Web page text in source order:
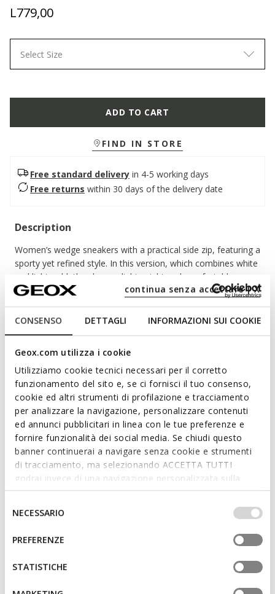
CONSENSO DETTAGLI INFORMAZIONI SUI COOKIE
Geox.com utilizza i cookie
Utilizziamo cookie tecnici necessari per il corretto
funzionamento del sito e, se ci fornisci il tuo consenso,
cookie ed altri strumenti di profilazione e tracciamento
per analizzare la navigazione, personalizzare contenuti
ed annunci pubblicitari in linea con le tue preferenze e
fornire funzionalità dei social media. Se chiudi questo
banner continuerai a navigare senza cookie e strumenti
di tracciamento, ma selezionando ACCETTA TUTTI
godrai invece di una navigazione personalizzata sulla
base dei tuoi gusti ed interessi. Selezionando
IMPOSTAZIONI potrai anche scegliere quali cookies ed
altri strumenti di tracciamento autorizzare. Per maggiori
informazioni o per modificare in qualsiasi momento le
tue impostazioni, visita la nostra
del
consenso
NECESSARIO
PREFERENZE
STATISTICHE
continua senza accettare | X
L779,00
Select Size
ADD TO CART
FIND IN STORE
Free standard delivery in 4-5 working days
Free returns within 30 days of the delivery date
Description
Women’s wedge sneakers with a practical side zip, featuring a
sporty yet refined style. In this version, which combines white
and light gold, they have a lightweight and comfortable upper
in nappa leather and metallic-effect leather-look material.
Desya adds a trendy and dynamic twist to everyday outfits,
perfect for both city life and weekend getaways.
Read more
Features
By purchasing this product, you are
supporting Leather Working Group certified
tanneries
Quick and easy to put on
Thickness of sole: 4 cm / 1,6"
Technologies